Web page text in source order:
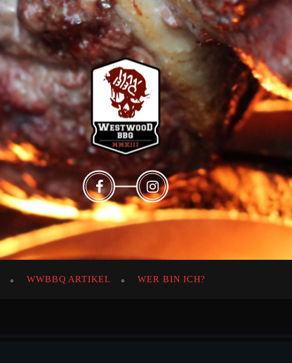
WWBBQ ARTIKEL WER BIN ICH?